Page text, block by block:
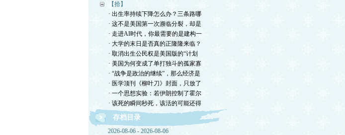
【拾】
· 出生率持续下降怎么办？三条路哪
· 这不是美国第一次濒临分裂，却是
· 走进AI时代，你最需要的是建构一
· 大学的末日是否真的正隆隆来临？
· 取消出生公民权是美国版的“计划
· 美国为何变成了单打独斗的孤家寡
· “战争是政治的继续”，那么经济是
· 医学顶刊《柳叶刀》封面，只放了
· 一个思想实验：若伊朗控制了霍尔
· 该死的瞬间秒死，该活的可能还得
存档目录
2026-08-06 - 2026-08-06